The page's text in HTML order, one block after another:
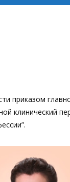
приказом
клинический